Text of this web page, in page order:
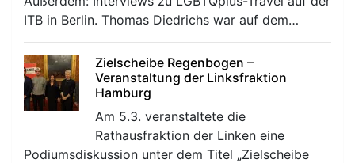
ITB in Berlin. Thomas Diedrichs war auf dem…
Zielscheibe Regenbogen –
Veranstaltung der Linksfraktion
Hamburg
Am 5.3. veranstaltete die
Rathausfraktion der Linken eine
Podiumsdiskussion unter dem Titel „Zielscheibe